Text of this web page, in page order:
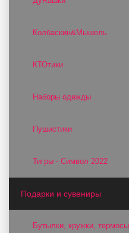
Колбаскин&Мышель
КТОтики
Наборы одежды
Пушистики
Тигры - Символ 2022
Подарки и сувениры
Бутылки, кружки, термосы